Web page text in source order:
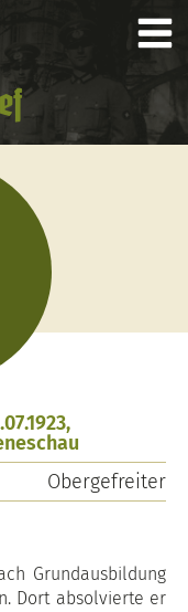
Obergefreiter
Grundausbildung
Dort absolvierte er